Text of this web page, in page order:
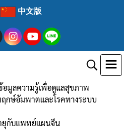
中文版
อมูลความรู้เพื่อดูแลสุขภาพ
ษ์อัมพาตและโรคทางระบบ
ยุกับแพทย์แผนจีน